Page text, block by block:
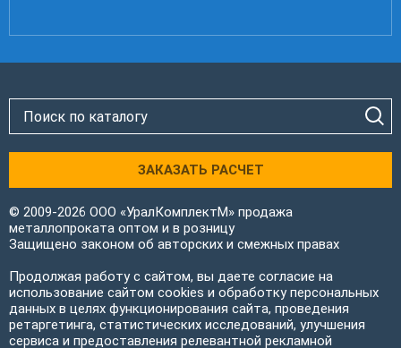
ЗАКАЗАТЬ РАСЧЕТ
© 2009-2026 ООО «УралКомплектМ» продажа
металлопроката оптом и в розницу
Защищено законом об авторских и смежных правах
Продолжая работу с сайтом, вы даете согласие на
использование сайтом cookies и обработку персональных
данных в целях функционирования сайта, проведения
ретаргетинга, статистических исследований, улучшения
сервиса и предоставления релевантной рекламной